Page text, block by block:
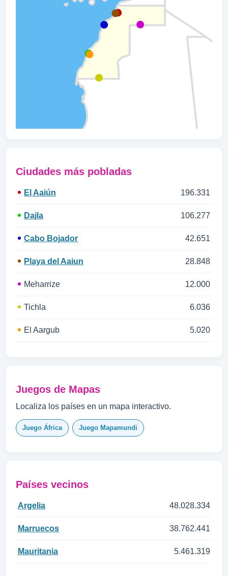
Ciudades más pobladas
El Aaiún 196.331
Dajla 106.277
Cabo Bojador 42.651
Playa del Aaiun 28.848
Meharrize 12.000
Tichla 6.036
El Aargub 5.020
Juegos de Mapas
Localiza los países en un mapa interactivo.
Juego África Juego Mapamundi
Países vecinos
Argelia 48.028.334
Marruecos 38.762.441
Mauritania 5.461.319